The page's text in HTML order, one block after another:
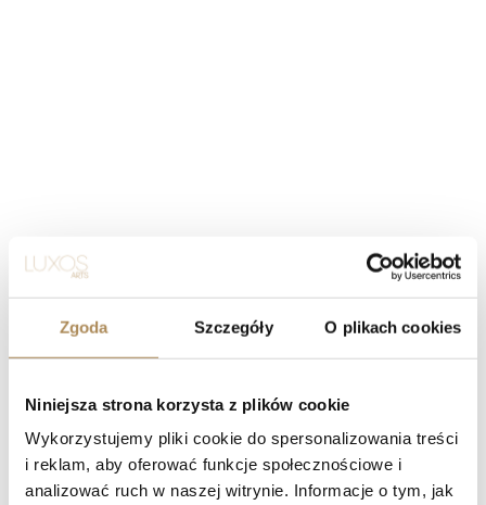
Zgoda Szczegóły O plikach cookies
Niniejsza strona korzysta z plików cookie
Wykorzystujemy pliki cookie do spersonalizowania treści
i reklam, aby oferować funkcje społecznościowe i
analizować ruch w naszej witrynie. Informacje o tym, jak